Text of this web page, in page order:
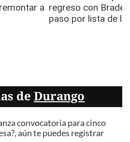
de Durango
convocatoria para cinco
aún te puedes registrar